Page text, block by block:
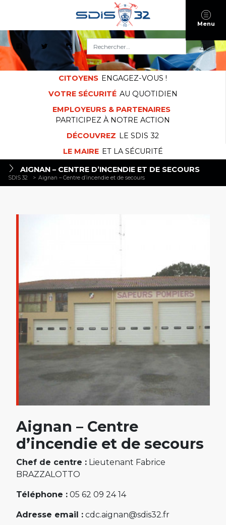
Rechercher :
CITOYENS ENGAGEZ-VOUS !
VOTRE SÉCURITÉ AU QUOTIDIEN
EMPLOYEURS & PARTENAIRES
PARTICIPEZ À NOTRE ACTION
DÉCOUVREZ LE SDIS 32
LE MAIRE ET LA SÉCURITÉ
AIGNAN – CENTRE D’INCENDIE ET DE SECOURS
SDIS 32 > Aignan – Centre d’incendie et de secours
Aignan – Centre
d’incendie et de secours
Chef de centre : Lieutenant Fabrice
BRAZZALOTTO
Téléphone : 05 62 09 24 14
Adresse email : cdc.aignan@sdis32.fr
Menu